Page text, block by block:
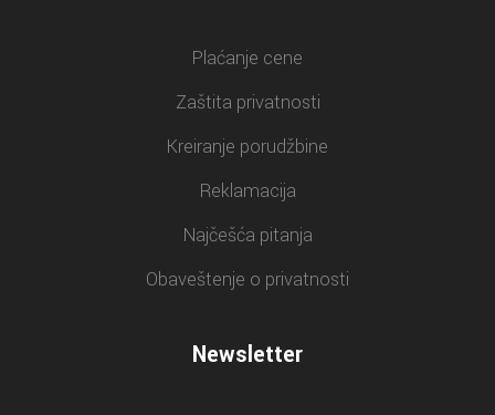
Plaćanje cene
Zaštita privatnosti
Kreiranje porudžbine
Reklamacija
Najčešća pitanja
Obaveštenje o privatnosti
Newsletter